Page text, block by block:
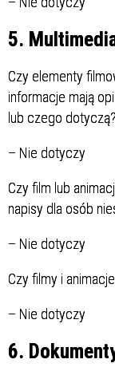
5.
Czy elementy
informacje mają
lub czego dotyczą?
– Nie dotyczy
Czy film lub
napisy dla osób
– Nie dotyczy
Czy filmy i
– Nie dotyczy
6.